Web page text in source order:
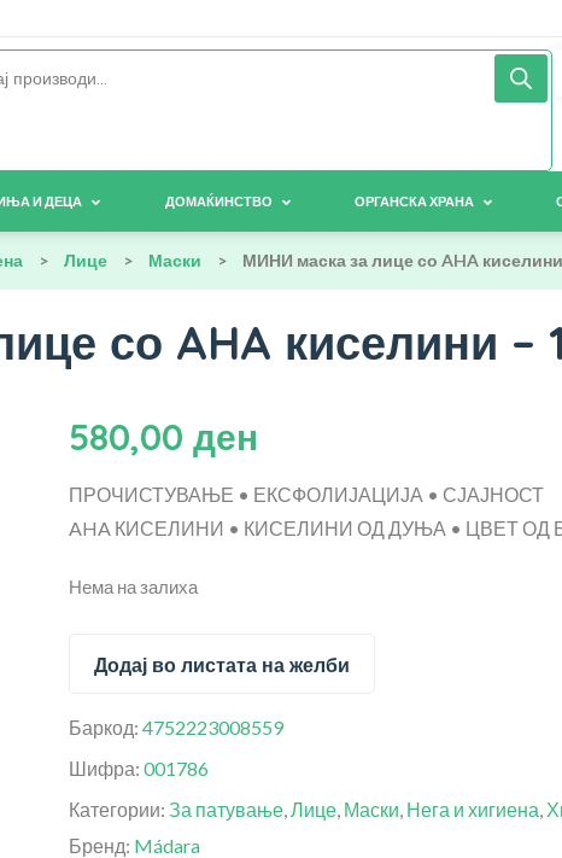
И ДЕЦА ДОМАЌИНСТВО ОРГАНСКА ХРАНА
> Лице > Маски > МИНИ маска за лице со AHA
со AHA киселини –
580,00 ден
ПРОЧИСТУВАЊЕ • ЕКСФОЛИЈАЦИЈА • СЈАЈНОСТ
AHA КИСЕЛИНИ • КИСЕЛИНИ ОД ДУЊА • ЦВЕТ ОД
Нема на залиха
Додај во листата на желби
Баркод: 4752223008559
Шифра: 001786
Категории: За патување,Лице, Маски, Нега и хигиена,
Бренд: Mádara